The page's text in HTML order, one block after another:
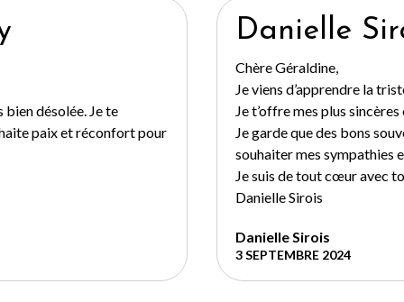
bien désolée. Je te
paix et réconfort pour
Danielle
Chère Géraldine,
Je viens d’apprendre la
Je t’offre mes plus
Je garde que des bons
souhaiter mes sympathies
Je suis de tout cœur avec
Danielle Sirois
Danielle Sirois
3 SEPTEMBRE 2024